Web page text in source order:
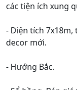
các tiện ích xung
- Diện tích 7x18m,
decor mới.
- Hướng Bắc.